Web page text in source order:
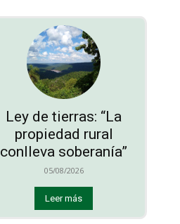
Ley de tierras: “La
propiedad rural
conlleva soberanía”
05/08/2026
Leer más